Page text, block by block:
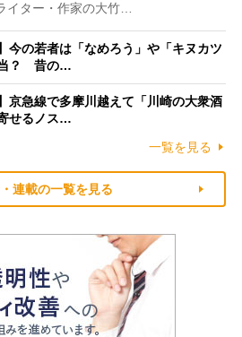
ター・作家の大竹…
今の若者は「なめろう」や「キヌカツ
当？ 昔の…
京急線で多摩川越えて「川崎の大衆酒
せるノス…
一覧を見る
連載の一覧を見る